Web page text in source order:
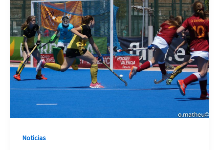
Noticias